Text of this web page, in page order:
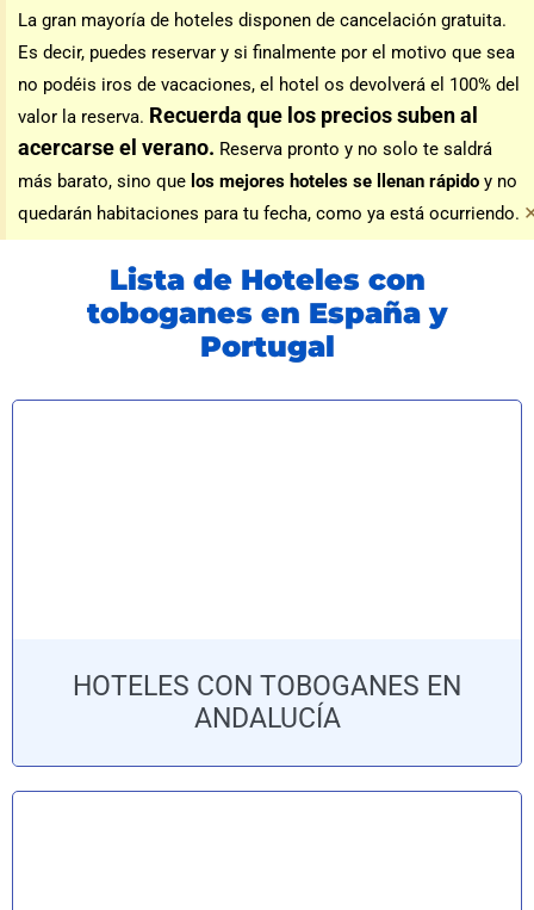
La gran mayoría de hoteles disponen de cancelación gratuita.
Es decir, puedes reservar y si finalmente por el motivo que sea
no podéis iros de vacaciones, el hotel os devolverá el 100% del
valor la reserva. Recuerda que los precios suben al
acercarse el verano. Reserva pronto y no solo te saldrá
más barato, sino que los mejores hoteles se llenan rápido y no
quedarán habitaciones para tu fecha, como ya está ocurriendo.
Lista de Hoteles con
toboganes en España y
Portugal
HOTELES CON TOBOGANES EN
ANDALUCÍA